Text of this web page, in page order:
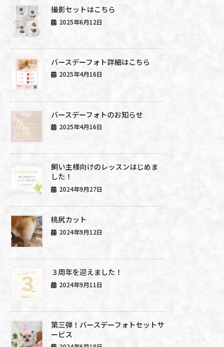
撮影セットはこちら
2025年6月12日
バースデーフォト詳細はこちら
2025年4月16日
バースデーフォトのお知らせ
2025年4月16日
飼い主様向けのレッスンはじめま
した！
2024年9月27日
桃尻カット
2024年9月12日
３周年を迎えました！
2024年9月11日
第三弾！バースデーフォトセットサ
ービス